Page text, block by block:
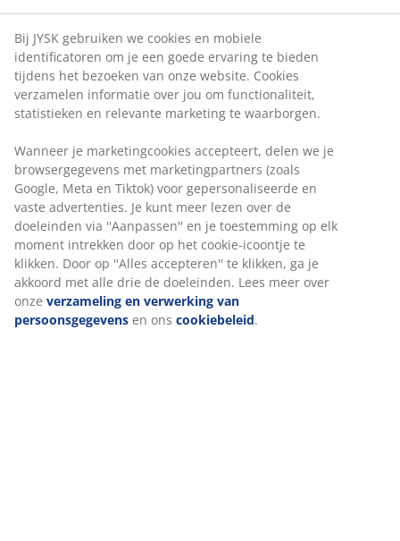
Prijsgarantie
30 dagen prijsgarantie op alle artikelen
Flexibele bezorgopties
Snelle en gemakkelijke bezorgopties naar keuze
Artikelnummer: 6892744
Specificaties
Beoordelingen
(5)